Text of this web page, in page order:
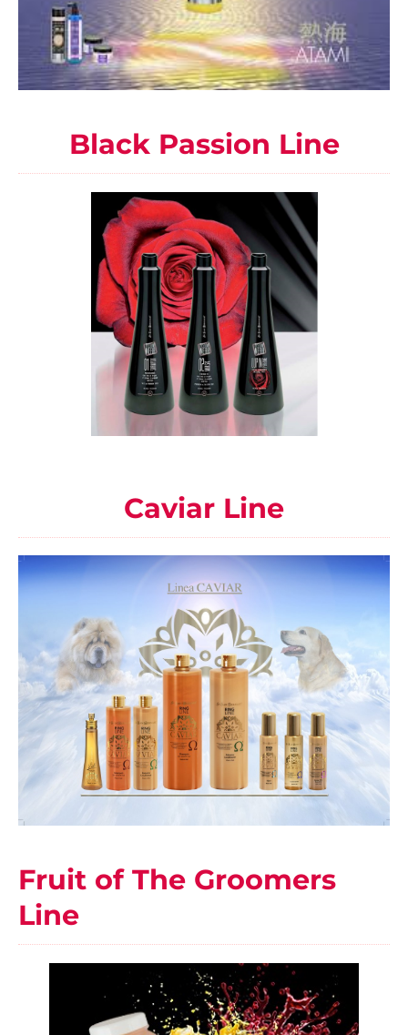
Black Passion Line
Caviar Line
Fruit of The Groomers
Line